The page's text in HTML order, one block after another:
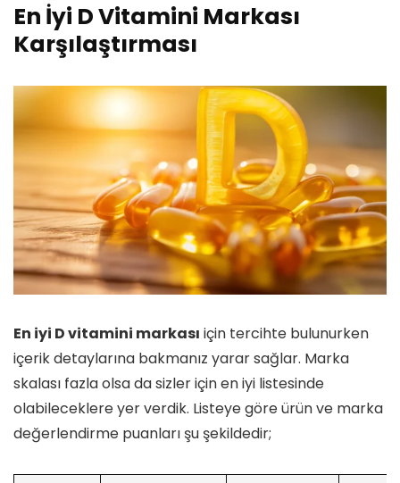
En İyi D Vitamini Markası
Karşılaştırması
En iyi D vitamini markası için tercihte bulunurken
içerik detaylarına bakmanız yarar sağlar. Marka
skalası fazla olsa da sizler için en iyi listesinde
olabileceklere yer verdik. Listeye göre ürün ve marka
değerlendirme puanları şu şekildedir;